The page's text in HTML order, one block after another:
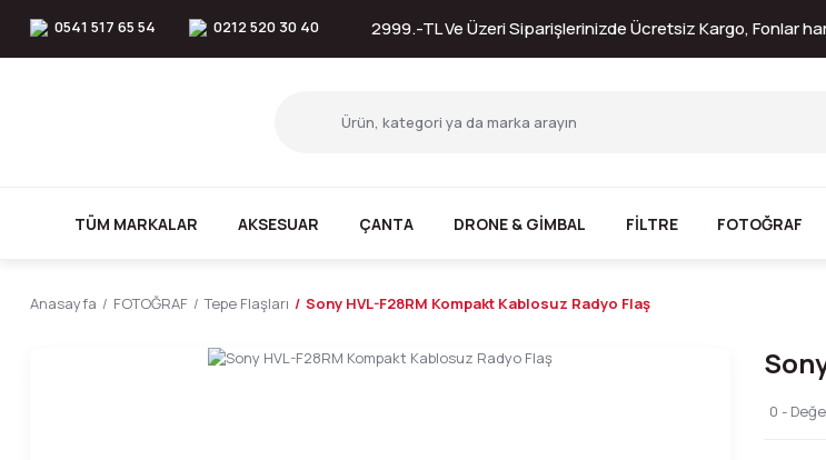
0541 517 65 54 0212 520 30 40 2999.-TL Ve Üzeri Siparişlerinizde Ücretsiz Kargo, Fonlar
TÜM MARKALAR AKSESUAR ÇANTA DRONE & GİMBAL FİLTRE FOTOĞRAF
Anasayfa FOTOĞRAF Tepe Flaşları Sony HVL-F28RM Kompakt Kablosuz Radyo Flaş
0 -